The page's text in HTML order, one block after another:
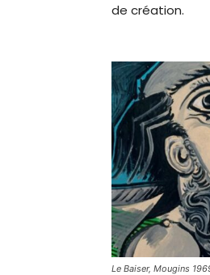
de création.
Le Baiser, Mougins